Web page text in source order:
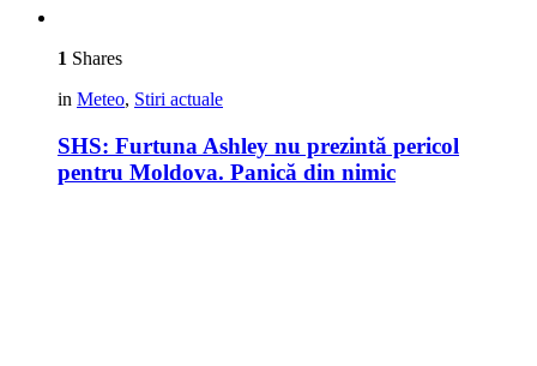
1 Shares
in Meteo, Stiri actuale
SHS: Furtuna Ashley nu prezintă pericol
pentru Moldova. Panică din nimic